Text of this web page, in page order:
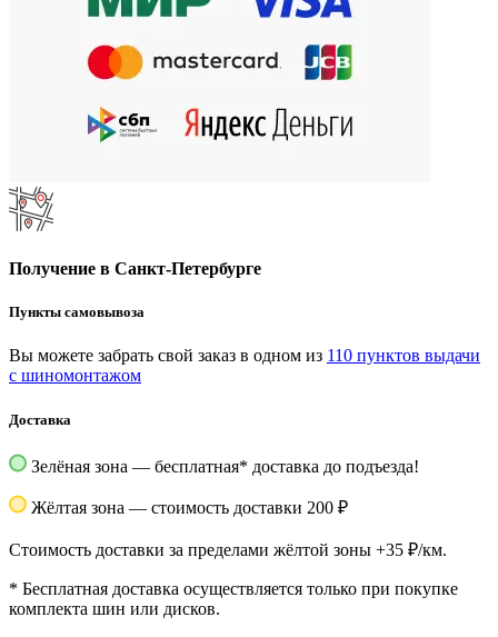
Получение в Санкт-Петербурге
Пункты самовывоза
Вы можете забрать свой заказ в одном из 110 пунктов выдачи
с шиномонтажом
Доставка
Зелёная зона — бесплатная* доставка до подъезда!
Жёлтая зона — стоимость доставки 200 ₽
Стоимость доставки за пределами жёлтой зоны +35 ₽/км.
* Бесплатная доставка осуществляется только при покупке
комплекта шин или дисков.